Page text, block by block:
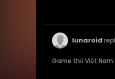
lunaroid
Game thủ Việt